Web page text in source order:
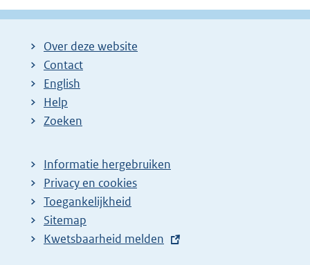
g
g
l
Over deze website
Contact
English
Help
Zoeken
Informatie hergebruiken
Privacy en cookies
Toegankelijkheid
Sitemap
E
Kwetsbaarheid melden